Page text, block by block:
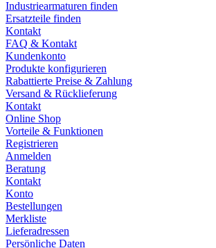
Industriearmaturen finden
Ersatzteile finden
Kontakt
FAQ & Kontakt
Kundenkonto
Produkte konfigurieren
Rabattierte Preise & Zahlung
Versand & Rücklieferung
Kontakt
Online Shop
Vorteile & Funktionen
Registrieren
Anmelden
Beratung
Kontakt
Konto
Bestellungen
Merkliste
Lieferadressen
Persönliche Daten